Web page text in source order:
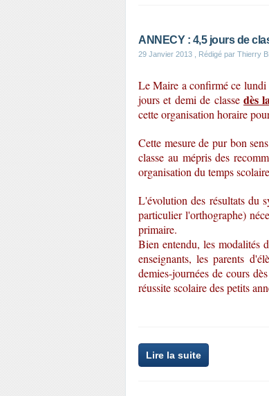
ANNECY : 4,5 jours de
29 Janvier 2013 , Rédigé par Thierry
Le Maire a confirmé ce lundi
jours et demi de classedès
cette organisation horaire
Cette mesure de pur bon
classe au mépris des
organisation du temps
L'évolution des résultats du
particulier l'orthographe)
primaire.
Bien entendu, les modalités
enseignants, les parents
demies-journées de cours
réussite scolaire des petits
Lire la suite